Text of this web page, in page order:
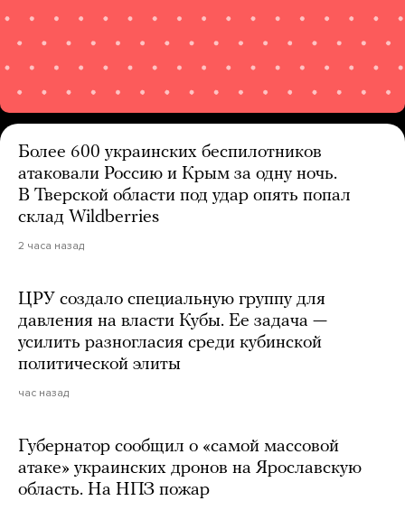
Более 600 украинских беспилотников
атаковали Россию и Крым за одну ночь.
В Тверской области под удар опять попал
склад Wildberries
2 часа назад
ЦРУ создало специальную группу для
давления на власти Кубы. Ее задача —
усилить разногласия среди кубинской
политической элиты
час назад
Губернатор сообщил о «самой массовой
атаке» украинских дронов на Ярославскую
область. На НПЗ пожар